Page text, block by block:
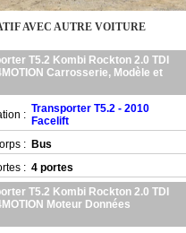
AVEC AUTRE VOITURE
T5.2 Kombi Rockton 2.0 TDI
Carrosserie, Modèle et
: Transporter T5.2 - 2010
Facelift
: Bus
: 4 portes
T5.2 Kombi Rockton 2.0 TDI
Moteur Données